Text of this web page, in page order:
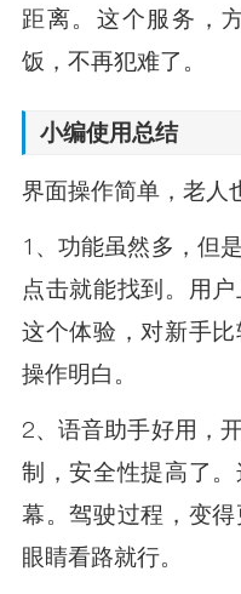
距离。这个服务，
饭，不再犯难了。
小编使用总结
界面操作简单，老人
1、功能虽然多，但
点击就能找到。用户
这个体验，对新手
操作明白。
2、语音助手好用，
制，安全性提高了
幕。驾驶过程，变
眼睛看路就行。